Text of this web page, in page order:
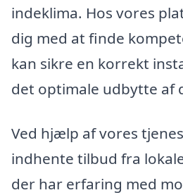
indeklima. Hos vores
dig med at finde
kan sikre en korrekt
det optimale udbytte af
Ved hjælp af vores
indhente tilbud fra
der har erfaring med